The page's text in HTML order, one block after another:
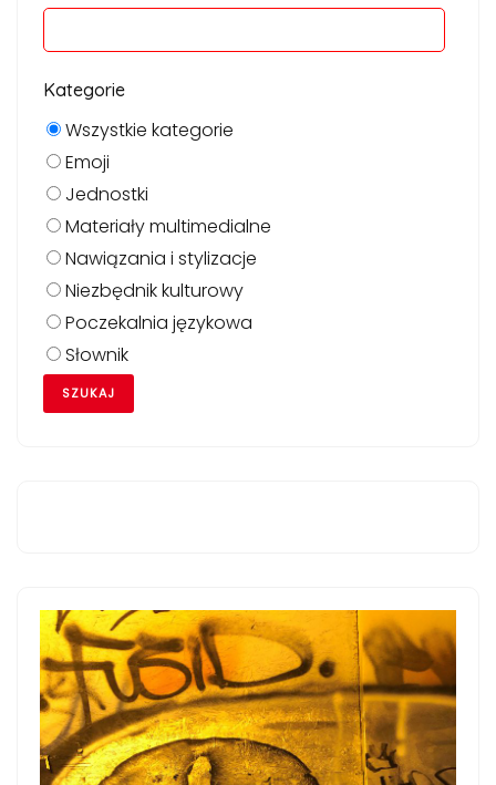
Kategorie
Wszystkie kategorie
Emoji
Jednostki
Materiały multimedialne
Nawiązania i stylizacje
Niezbędnik kulturowy
Poczekalnia językowa
Słownik